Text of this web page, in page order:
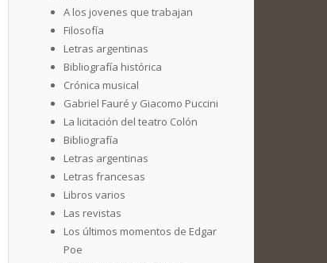
A los jovenes que trabajan
Filosofía
Letras argentinas
Bibliografía histórica
Crónica musical
Gabriel Fauré y Giacomo Puccini
La licitación del teatro Colón
Bibliografía
Letras argentinas
Letras francesas
Libros varios
Las revistas
Los últimos momentos de Edgar
Poe